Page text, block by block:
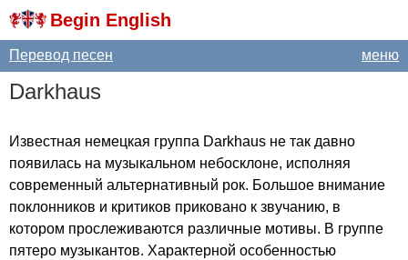
Begin English
меню
Перевод песен
Darkhaus
Известная немецкая группа Darkhaus не так давно
появилась на музыкальном небосклоне, исполняя
современный альтернативный рок. Большое внимание
поклонников и критиков приковано к звучанию, в
котором прослеживаются различные мотивы. В группе
пятеро музыкантов. Характерной особенностью